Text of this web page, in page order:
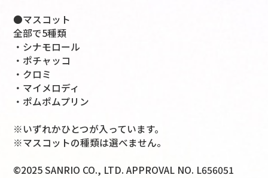
●マスコット
全部で5種類
・シナモロール
・ポチャッコ
・クロミ
・マイメロディ
・ポムポムプリン
※いずれかひとつが入っています。
※マスコットの種類は選べません。
©2025 SANRIO CO., LTD. APPROVAL NO. L656051